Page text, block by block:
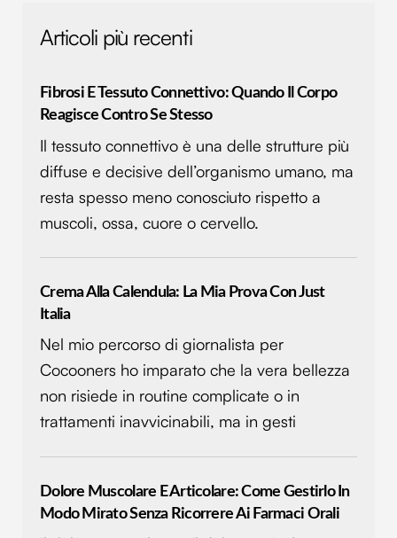
Articoli più recenti
Fibrosi E Tessuto Connettivo: Quando Il Corpo
Reagisce Contro Se Stesso
Il tessuto connettivo è una delle strutture più
diffuse e decisive dell’organismo umano, ma
resta spesso meno conosciuto rispetto a
muscoli, ossa, cuore o cervello.
Crema Alla Calendula: La Mia Prova Con Just
Italia
Nel mio percorso di giornalista per
Cocooners ho imparato che la vera bellezza
non risiede in routine complicate o in
trattamenti inavvicinabili, ma in gesti
Dolore Muscolare E Articolare: Come Gestirlo In
Modo Mirato Senza Ricorrere Ai Farmaci Orali